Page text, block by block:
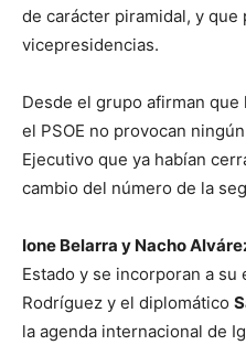
de carácter piramidal, y
vicepresidencias.
Desde el grupo afirman
el PSOE no provocan
Ejecutivo que ya habían
cambio del número de la
Ione Belarra y Nacho
Estado y se incorporan a
Rodríguez y el diplomático
la agenda internacional de